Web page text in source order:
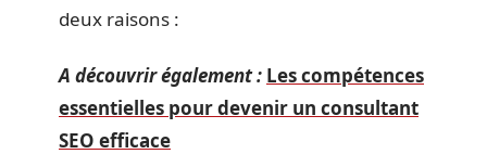
deux raisons :
A découvrir également : Les compétences
essentielles pour devenir un consultant
SEO efficace